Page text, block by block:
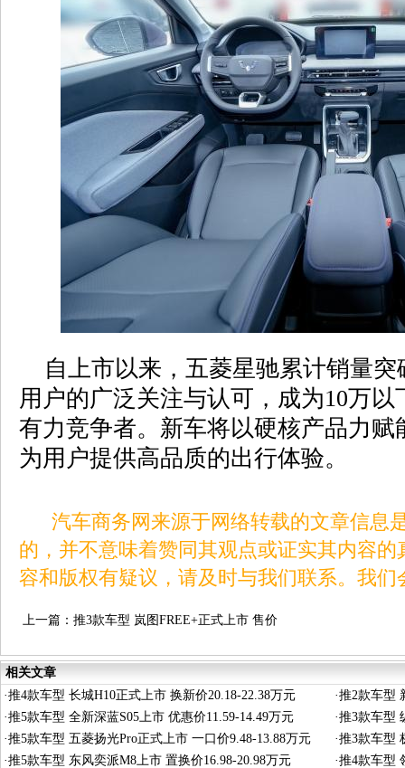
自上市以来，五菱星驰累计销量突
用户的广泛关注与认可，成为10万
有力竞争者。新车将以硬核产品力
为用户提供高品质的出行体验。
汽车商务网来源于网络转载的文章信息
的，并不意味着赞同其观点或证实其内容
容和版权有疑议，请及时与我们联系。我
上一篇： 推3款车型 岚图FREE+正式上市 售价
相关文章
·推4款车型 长城H10正式上市 换新价20.18-22.38万元 ·推2款车型
·推5款车型 全新深蓝S05上市 优惠价11.59-14.49万元 ·推3款车型
·推5款车型 五菱扬光Pro正式上市 一口价9.48-13.88万元 ·推3款车型
·推5款车型 东风奕派M8上市 置换价16.98-20.98万元 ·推4款车型